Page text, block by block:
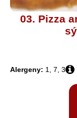
03. Pizza
Alergeny: 1, 7, 3